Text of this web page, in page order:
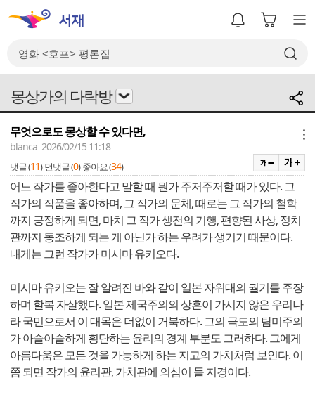
몽상가의 다락방
무엇으로도 몽상할 수 있다면,
blanca 2026/02/15 11:18
댓글 (11) 먼댓글 (0) 좋아요 (34)
어느 작가를 좋아한다고 말할 때 뭔가 주저주저할 때가 있다. 그
작가의 작품을 좋아하며, 그 작가의 문체, 때로는 그 작가의 철학
까지 긍정하게 되면, 마치 그 작가 생전의 기행, 편향된 사상, 정치
관까지 동조하게 되는 게 아닌가 하는 우려가 생기기 때문이다.
내게는 그런 작가가 미시마 유키오다.
미시마 유키오는 잘 알려진 바와 같이 일본 자위대의 궐기를 주장
하며 할복 자살했다. 일본 제국주의의 상흔이 가시지 않은 우리나
라 국민으로서 이 대목은 더없이 거북하다. 그의 극도의 탐미주의
가 아슬아슬하게 횡단하는 윤리의 경계 부분도 그러하다. 그에게
아름다움은 모든 것을 가능하게 하는 지고의 가치처럼 보인다. 이
쯤 되면 작가의 윤리관, 가치관에 의심이 들 지경이다.